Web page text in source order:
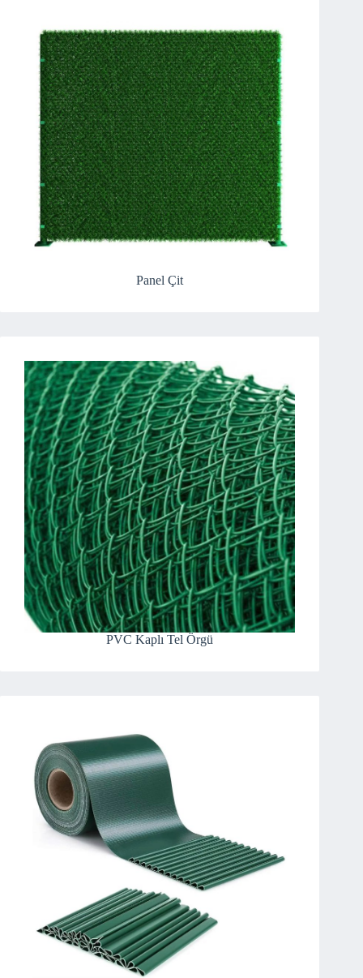
Panel Çit
PVC Kaplı Tel Örgü